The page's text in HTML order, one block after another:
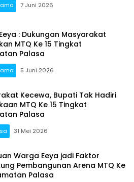
7 Juni 2026
: Dukungan Masyarakat
MTQ Ke 15 Tingkat
Palasa
5 Juni 2026
Kecewa, Bupati Tak Hadiri
MTQ Ke 15 Tingkat
Palasa
31 Mei 2026
Warga Eeya jadi Faktor
Pembangunan Arena MTQ Ke
Palasa